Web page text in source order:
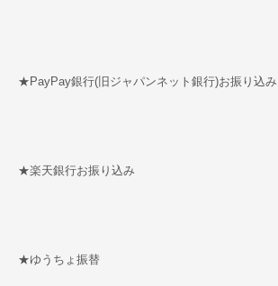
★PayPay銀行(旧ジャパンネット銀行)お振り込み
★楽天銀行お振り込み
★ゆうちょ振替